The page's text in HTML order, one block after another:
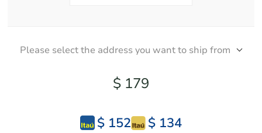
Please select the address you want to ship from
$ 179
$ 152 $ 134